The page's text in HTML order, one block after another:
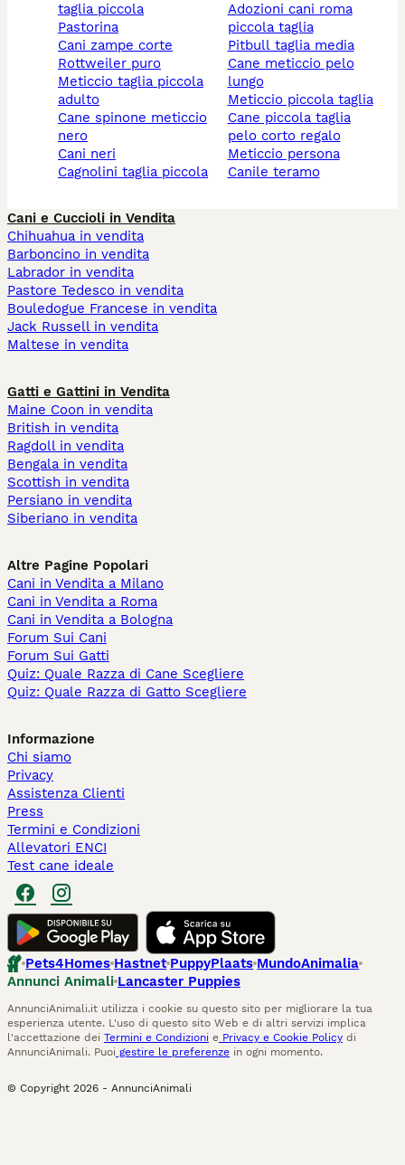
taglia piccola
pastorina
cani zampe corte
rottweiler puro
meticcio taglia piccola
adulto
cane spinone meticcio
nero
cani neri
cagnolini taglia piccola
adozioni cani roma
piccola taglia
pitbull taglia media
cane meticcio pelo
lungo
meticcio piccola taglia
cane piccola taglia
pelo corto regalo
meticcio persona
canile teramo
Cani e Cuccioli in Vendita
Chihuahua in vendita
Barboncino in vendita
Labrador in vendita
Pastore Tedesco in vendita
Bouledogue Francese in vendita
Jack Russell in vendita
Maltese in vendita
Gatti e Gattini in Vendita
Maine Coon in vendita
British in vendita
Ragdoll in vendita
Bengala in vendita
Scottish in vendita
Persiano in vendita
Siberiano in vendita
Altre Pagine Popolari
Cani in Vendita a Milano
Cani in Vendita a Roma
Cani in Vendita a Bologna
Forum Sui Cani
Forum Sui Gatti
Quiz: Quale Razza di Cane Scegliere
Quiz: Quale Razza di Gatto Scegliere
Informazione
Chi siamo
Privacy
Assistenza Clienti
Press
Termini e Condizioni
Allevatori ENCI
Test cane ideale
Pets4Homes Hastnet PuppyPlaats MundoAnimalia
Annunci Animali Lancaster Puppies
AnnunciAnimali.it utilizza i cookie su questo sito per migliorare la tua
esperienza utente. L'uso di questo sito Web e di altri servizi implica
l'accettazione dei Termini e Condizioni e Privacy e Cookie Policy di
AnnunciAnimali. Puoi gestire le preferenze in ogni momento.
© Copyright 2026 - AnnunciAnimali